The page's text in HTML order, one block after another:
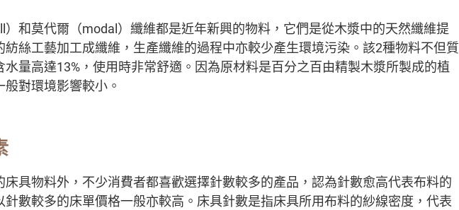
）和莫代爾（modal）纖維都是近年新興的物料，它們是從木漿中的天然纖維提
紡絲工藝加工成纖維，生產纖維的過程中亦較少產生環境污染。該2種物料不但質
水量高達13%，使用時非常舒適。因為原材料是百分之百由精製木漿所製成的植
對環境影響較小。
床具物料外，不少消費者都喜歡選擇針數較多的產品，認為針數愈高代表布料的
針數較多的床單價格一般亦較高。床具針數是指床具所用布料的紗線密度，代表